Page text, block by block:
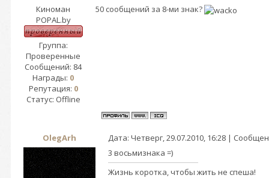
Киноман
POPAL.by
Группа:
Проверенные
Сообщений: 84
Награды: 0
Репутация: 0
Статус: Offline
50 сообщений за 8-ми знак?
OlegArh Дата: Четверг, 29.07.2010, 16:28 |
3 восьмизнака =)
Жизнь коротка, чтобы жить не спеша!